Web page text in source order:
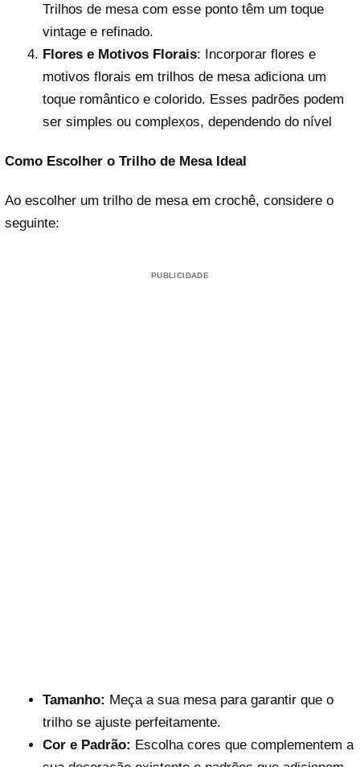
Trilhos de mesa com esse ponto têm um toque
vintage e refinado.
Flores e Motivos Florais: Incorporar flores e
motivos florais em trilhos de mesa adiciona um
toque romântico e colorido. Esses padrões podem
ser simples ou complexos, dependendo do nível
Como Escolher o Trilho de Mesa Ideal
Ao escolher um trilho de mesa em crochê, considere o
seguinte:
PUBLICIDADE
Tamanho: Meça a sua mesa para garantir que o
trilho se ajuste perfeitamente.
Cor e Padrão: Escolha cores que complementem a